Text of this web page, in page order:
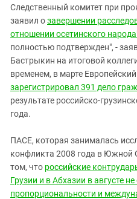
Следственный комитет при
заявил озавершении
отношении осетинского
полностью подтвержден", -
Бастрыкин на итоговой
временем, в марте
зарегистрировал 391 дело
результате российско-
года.
ПАСЕ, которая занималась
конфликта 2008 года в Южной
том, что российские
Грузии и в Абхазии в августе
пропорциональности и